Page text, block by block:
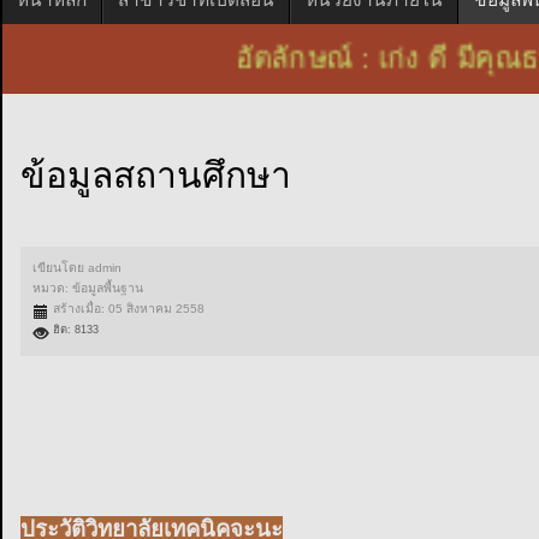
อัตลักษณ์ : เก่ง ดี มี
ข้อมูลสถานศึกษา
เขียนโดยadmin
หมวด:ข้อมูลพื้นฐาน
สร้างเมื่อ: 05 สิงหาคม 2558
ฮิต: 8133
ประวัติวิทยาลัยเทคนิคจะนะ